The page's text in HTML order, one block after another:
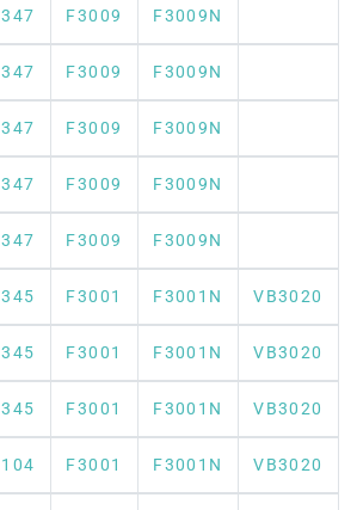
F3009 F3009N
F3009 F3009N
F3009 F3009N
F3009 F3009N
F3009 F3009N
F3001 F3001N VB3020
F3001 F3001N VB3020
F3001 F3001N VB3020
F3001 F3001N VB3020